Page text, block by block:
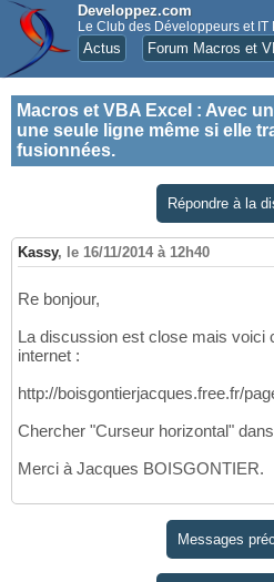
Developpez.com
Le Club des Développeurs et IT
Actus Forum Macros et
Macros et VBA Excel : Avec
une seule ligne même si elle
fusionnées.
Répondre à la
Kassy, le 16/11/2014 à 12h40
Re bonjour,
La discussion est close mais voici
internet :
http://boisgontierjacques.free.fr/
Chercher "Curseur horizontal"
Merci à Jacques BOISGONTIER.
Messages